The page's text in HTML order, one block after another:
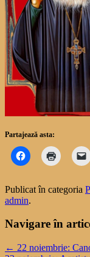
Partajează asta:
Publicat în categoria
admin.
Navigare în
← 22 noiembrie: